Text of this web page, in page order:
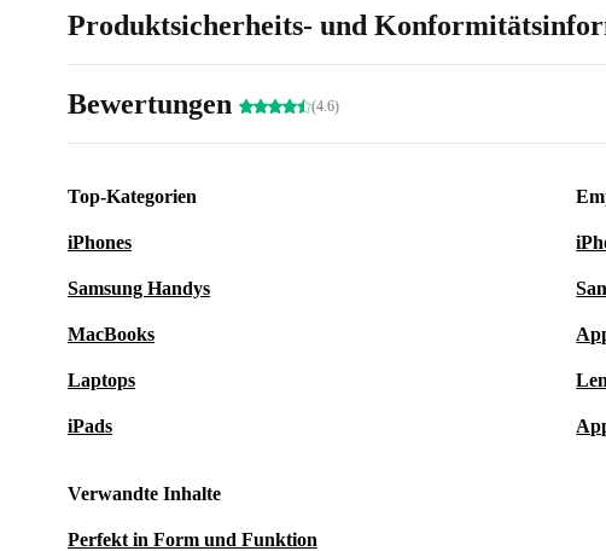
Produktsicherheits- und
Bewertungen (4.6)
Top-Kategorien
iPhones
Samsung Handys
MacBooks
Laptops
iPads
Verwandte Inhalte
Perfekt in Form und Funktion